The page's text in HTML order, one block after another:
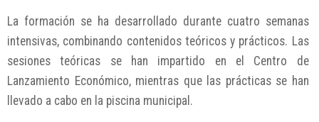
La formación se ha desarrollado durante cuatro semanas
intensivas, combinando contenidos teóricos y prácticos. Las
sesiones teóricas se han impartido en el Centro de
Lanzamiento Económico, mientras que las prácticas se han
llevado a cabo en la piscina municipal.